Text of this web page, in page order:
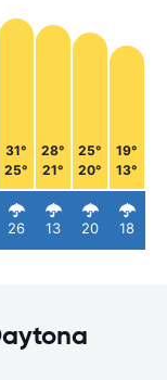
31°
25°
26
28°
21°
13
25°
20°
20
19°
13°
18